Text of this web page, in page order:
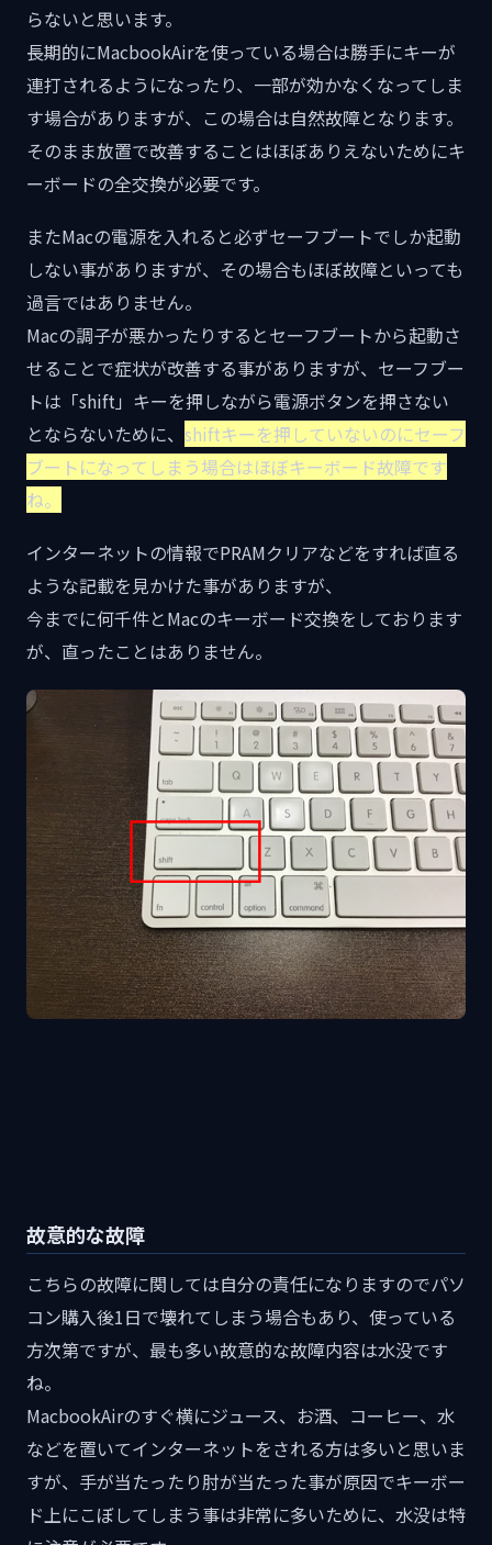
らないと思います。
長期的にMacbookAirを使っている場合は勝手にキーが
連打されるようになったり、一部が効かなくなってしま
す場合がありますが、この場合は自然故障となります。
そのまま放置で改善することはほぼありえないためにキ
ーボードの全交換が必要です。
またMacの電源を入れると必ずセーフブートでしか起動
しない事がありますが、その場合もほぼ故障といっても
過言ではありません。
Macの調子が悪かったりするとセーフブートから起動さ
せることで症状が改善する事がありますが、セーフブー
トは「shift」キーを押しながら電源ボタンを押さない
とならないために、 shiftキーを押していないのにセーフ
ブートになってしまう場合はほぼキーボード故障です
ね。
インターネットの情報でPRAMクリアなどをすれば直る
ような記載を見かけた事がありますが、
今までに何千件とMacのキーボード交換をしております
が、直ったことはありません。
故意的な故障
こちらの故障に関しては自分の責任になりますのでパソ
コン購入後1日で壊れてしまう場合もあり、使っている
方次第ですが、最も多い故意的な故障内容は水没です
ね。
MacbookAirのすぐ横にジュース、お酒、コーヒー、水
などを置いてインターネットをされる方は多いと思いま
すが、手が当たったり肘が当たった事が原因でキーボー
ド上にこぼしてしまう事は非常に多いために、水没は特